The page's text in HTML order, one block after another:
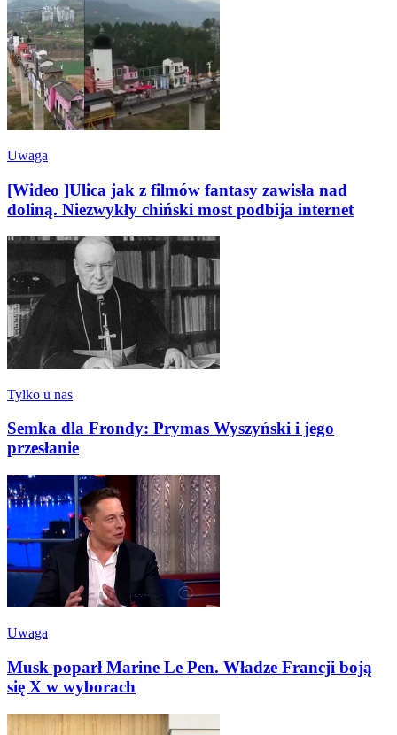
Uwaga
[Wideo ]Ulica jak z filmów fantasy zawisła nad
doliną. Niezwykły chiński most podbija internet
Tylko u nas
Semka dla Frondy: Prymas Wyszyński i jego
przesłanie
Uwaga
Musk poparł Marine Le Pen. Władze Francji boją
się X w wyborach